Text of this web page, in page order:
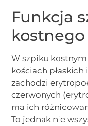
Funkcja
kostnego
W szpiku
kościach płaskich
zachodzi
czerwonych
ma ich
To jednak nie